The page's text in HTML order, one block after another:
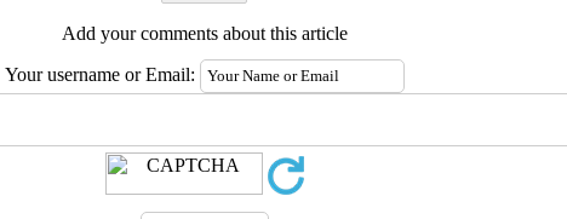
Add your comments about this article
Your username or Email: